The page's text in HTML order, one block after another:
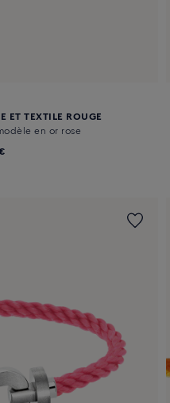
ET TEXTILE ROUGE
en or rose